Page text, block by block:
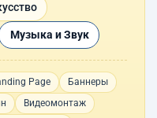
Музыка и Звук
Page
Баннеры
Видеомонтаж